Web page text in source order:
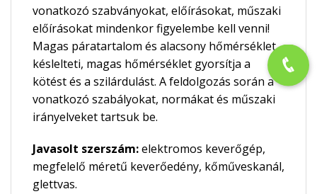
vonatkozó szabványokat, előírásokat, műszaki
előírásokat mindenkor figyelembe kell venni!
Magas páratartalom és alacsony hőmérséklet
késlelteti, magas hőmérséklet gyorsítja a
kötést és a szilárdulást. A feldolgozás során a
vonatkozó szabályokat, normákat és műszaki
irányelveket tartsuk be.
Javasolt szerszám:elektromos keverőgép,
megfelelő méretű keverőedény, kőműveskanál,
glettvas.